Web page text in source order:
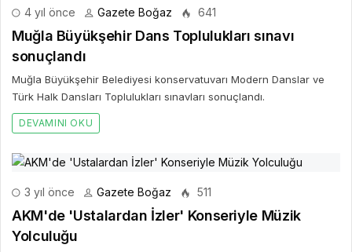
4 yıl önce Gazete Boğaz 641
Muğla Büyükşehir Dans Toplulukları sınavı
sonuçlandı
Muğla Büyükşehir Belediyesi konservatuvarı Modern Danslar ve
Türk Halk Dansları Toplulukları sınavları sonuçlandı.
DEVAMINI OKU
3 yıl önce Gazete Boğaz 511
AKM'de 'Ustalardan İzler' Konseriyle Müzik
Yolculuğu